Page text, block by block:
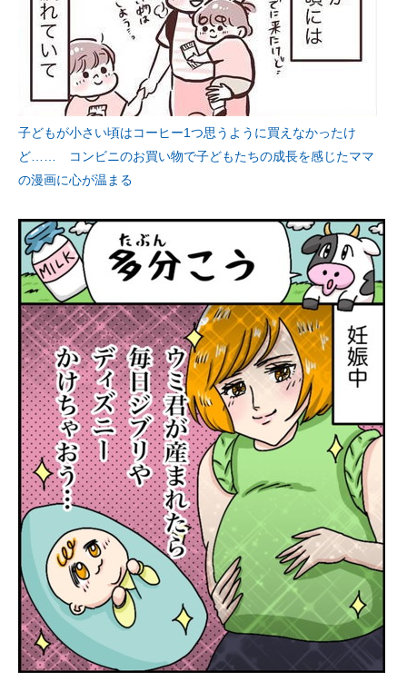
子どもが小さい頃はコーヒー1つ思うように買えなかったけ
ど…… コンビニのお買い物で子どもたちの成長を感じたママ
の漫画に心が温まる